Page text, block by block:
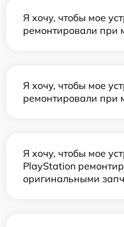
Я хочу, чтобы мое
ремонтировали при
Я хочу, чтобы мое
ремонтировали при
Я хочу, чтобы мое
PlayStation
оригинальными